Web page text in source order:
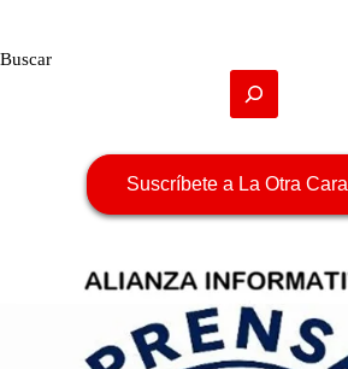
Buscar
Suscríbete a La Otra Cara